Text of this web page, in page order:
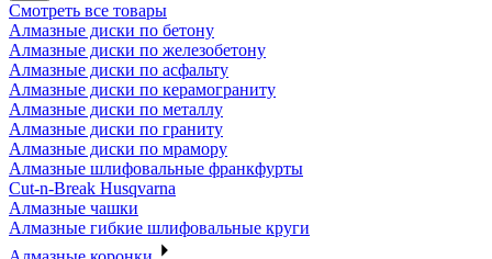
Смотреть все товары
Алмазные диски по бетону
Алмазные диски по железобетону
Алмазные диски по асфальту
Алмазные диски по керамограниту
Алмазные диски по металлу
Алмазные диски по граниту
Алмазные диски по мрамору
Алмазные шлифовальные франкфурты
Cut-n-Break Husqvarna
Алмазные чашки
Алмазные гибкие шлифовальные круги